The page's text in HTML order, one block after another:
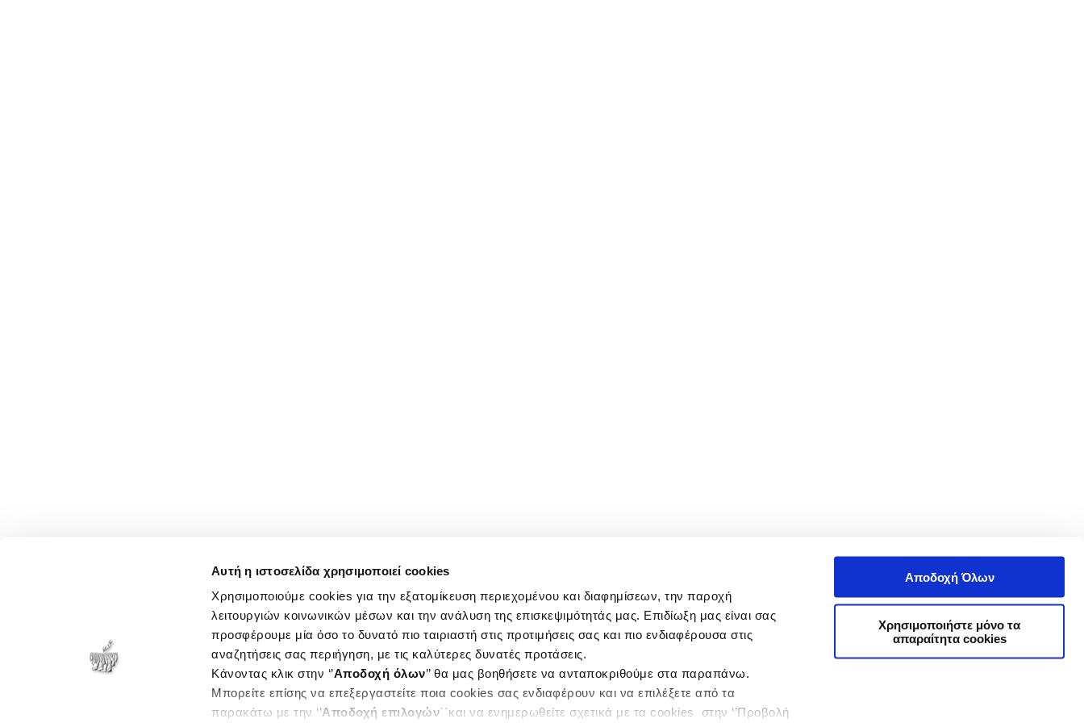
Αυτή η ιστοσελίδα χρησιμοποιεί cookies
Χρησιμοποιούμε cookies για την εξατομίκευση περιεχομένου και διαφημίσεων, την παροχή
λειτουργιών κοινωνικών μέσων και την ανάλυση της επισκεψιμότητάς μας. Επιδίωξη μας είναι σας
προσφέρουμε μία όσο το δυνατό πιο ταιριαστή στις προτιμήσεις σας και πιο ενδιαφέρουσα στις
αναζητήσεις σας περιήγηση, με τις καλύτερες δυνατές προτάσεις.
Κάνοντας κλικ στην ‘’Αποδοχή όλων’’ θα μας βοηθήσετε να ανταποκριθούμε στα παραπάνω.
Μπορείτε επίσης να επεξεργαστείτε ποια cookies σας ενδιαφέρουν και να επιλέξετε από τα
παρακάτω με την ‘’Αποδοχή επιλογών΄΄και να ενημερωθείτε σχετικά με τα cookies στην ‘’Προβολή
Αποδοχή Όλων
Χρησιμοποιήστε μόνο τα
απαραίτητα cookies